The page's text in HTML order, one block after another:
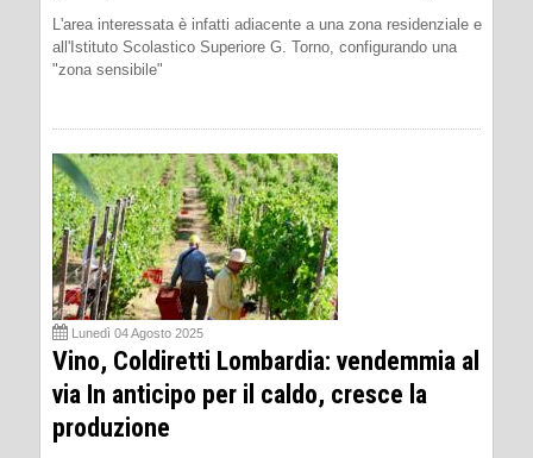
L'area interessata è infatti adiacente a una zona residenziale e
all'Istituto Scolastico Superiore G. Torno, configurando una
"zona sensibile"
Lunedì 04 Agosto 2025
Vino, Coldiretti Lombardia: vendemmia al
via In anticipo per il caldo, cresce la
produzione